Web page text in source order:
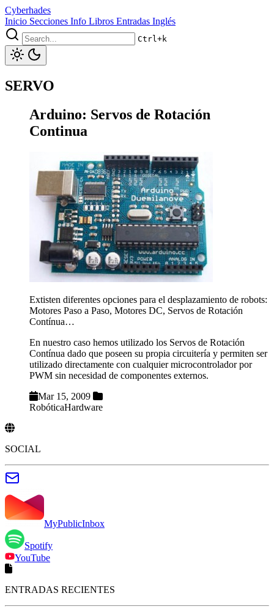
Cyberhades
Inicio Secciones Info Libros Entradas Inglés
Ctrl+k
SERVO
Arduino: Servos de Rotación
Continua
Extisten diferentes opciones para el desplazamiento de robots:
Motores Paso a Paso, Motores DC, Servos de Rotación
Contínua…
En nuestro caso hemos utilizado los Servos de Rotación
Contínua dado que poseen su propia circuitería y permiten ser
utilizado directamente con cualquier microcontrolador por
PWM sin necesidad de componentes externos.
Mar 15, 2009
RobóticaHardware
SOCIAL
MyPublicInbox
Spotify
YouTube
ENTRADAS RECIENTES